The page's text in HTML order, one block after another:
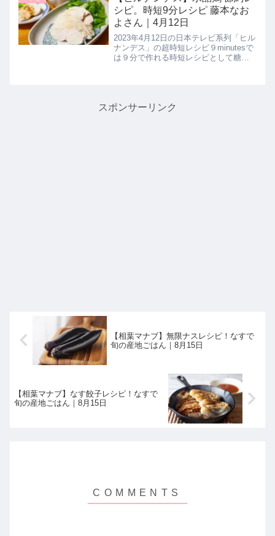
はこちらのどぐろだし塩（...
シピ。時短9分レシピ 藤本なお
よさん｜4月12日
2023年4月12日の日本テレビ系列「ヒル
ナンデス」の超時短レシピ９minutesで
は９分で作れる時短レシピとして糖質
スポンサーリンク
【相葉マナブ】無限ナスレシピ！なすで
旬の産地ごはん｜8月15日
【相葉マナブ】なす餃子レシピ！なすで
旬の産地ごはん｜8月15日